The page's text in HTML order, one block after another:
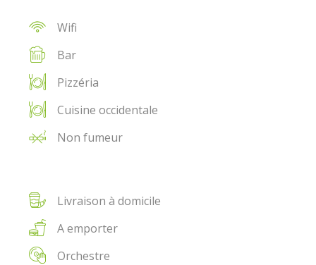
Wifi
Bar
Pizzéria
Cuisine occidentale
Non fumeur
Livraison à domicile
A emporter
Orchestre